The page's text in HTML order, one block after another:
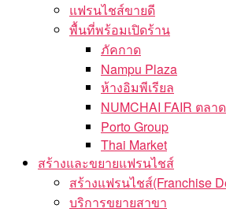
แฟรนไชส์ขายดี
พื้นที่พร้อมเปิดร้าน
ภัคกาด
Nampu Plaza
ห้างอิมพีเรียล
NUMCHAI FAIR ตล
Porto Group
Thai Market
สร้างและขยายแฟรนไชส์
สร้างแฟรนไชส์(Franchise
บริการขยายสาขา